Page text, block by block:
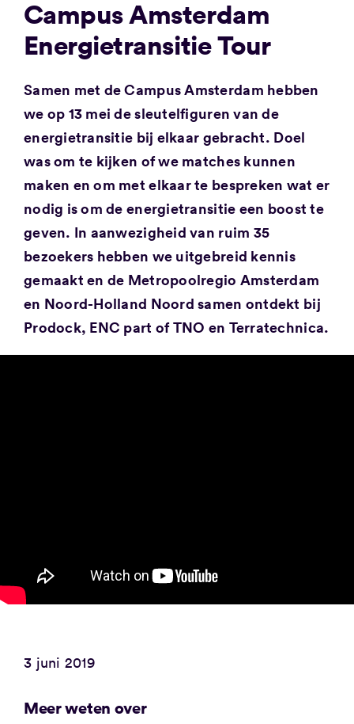
Campus Amsterdam
Energietransitie Tour
Samen met de Campus Amsterdam hebben
we op 13 mei de sleutelfiguren van de
energietransitie bij elkaar gebracht. Doel
was om te kijken of we matches kunnen
maken en om met elkaar te bespreken wat er
nodig is om de energietransitie een boost te
geven. In aanwezigheid van ruim 35
bezoekers hebben we uitgebreid kennis
gemaakt en de Metropoolregio Amsterdam
en Noord-Holland Noord samen ontdekt bij
Prodock, ENC part of TNO en Terratechnica.
3 juni 2019
Meer weten over